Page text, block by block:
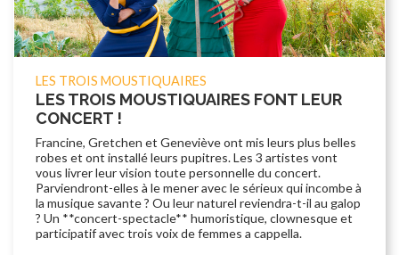
LES TROIS MOUSTIQUAIRES
LES TROIS MOUSTIQUAIRES FONT LEUR
CONCERT !
Francine, Gretchen et Geneviève ont mis leurs plus belles
robes et ont installé leurs pupitres. Les 3 artistes vont
vous livrer leur vision toute personnelle du concert.
Parviendront-elles à le mener avec le sérieux qui incombe à
la musique savante ? Ou leur naturel reviendra-t-il au galop
? Un **concert-spectacle** humoristique, clownesque et
participatif avec trois voix de femmes a cappella.